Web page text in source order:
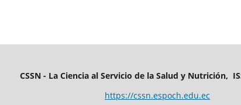
CSSN - La Ciencia al Servicio de la Salud y Nutrición,
https://cssn.espoch.edu.ec